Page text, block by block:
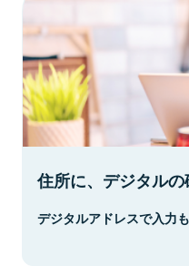
住所に、デジタルの
デジタルアドレスで入力